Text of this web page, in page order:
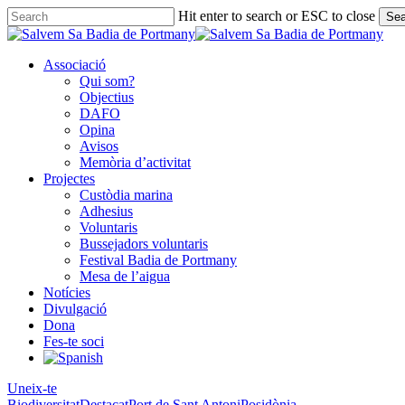
Skip
to
content
Hit enter to search or ESC to close
Close
Associació
Qui som?
Objectius
DAFO
Opina
Avisos
Memòria d’activitat
Projectes
Custòdia marina
Adhesius
Voluntaris
Bussejadors voluntaris
Festival Badia de Portmany
Mesa de l’aigua
Notícies
Divulgació
Dona
Fes-te soci
Uneix-te